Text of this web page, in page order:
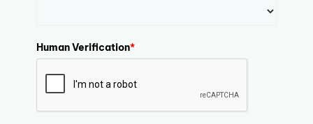
Human Verification*